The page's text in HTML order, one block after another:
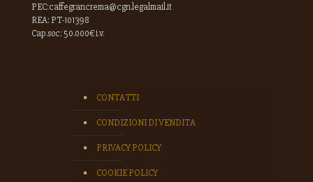
PEC:caffegrancrema@cgn.legalmail.it
REA: PT-101398
Cap.soc: 50.000€ i.v.
CONTATTI
CONDIZIONI DI VENDITA
PRIVACY POLICY
COOKIE POLICY